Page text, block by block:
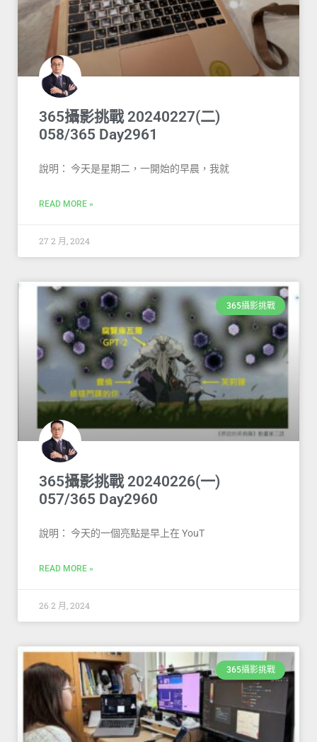
365攝影挑戰 20240227(二)
058/365 Day2961
說明： 今天是星期二，一開始的早晨，我就
READ MORE »
27 2 月, 2024
365攝影挑戰
365攝影挑戰 20240226(一)
057/365 Day2960
說明： 今天的一個亮點是早上在 YouT
READ MORE »
26 2 月, 2024
365攝影挑戰